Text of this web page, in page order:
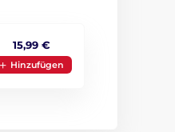
15,99 €
Hinzufügen